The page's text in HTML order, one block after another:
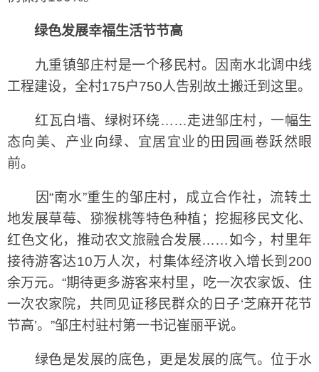
绿色发展幸福生活节节高
九重镇邹庄村是一个移民村。因南水北调中线
工程建设，全村175户750人告别故土搬迁到这里。
红瓦白墙、绿树环绕……走进邹庄村，一幅生
态向美、产业向绿、宜居宜业的田园画卷跃然眼
前。
因“南水”重生的邹庄村，成立合作社，流转土
地发展草莓、猕猴桃等特色种植；挖掘移民文化、
红色文化，推动农文旅融合发展……如今，村里年
接待游客达10万人次，村集体经济收入增长到200
余万元。“期待更多游客来村里，吃一次农家饭、住
一次农家院，共同见证移民群众的日子‘芝麻开花节
节高’。”邹庄村驻村第一书记崔丽平说。
绿色是发展的底色，更是发展的底气。位于水